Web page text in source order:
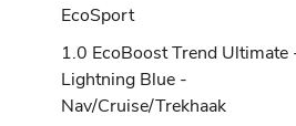
EcoSport
1.0 EcoBoost Trend Ultimate
Lightning Blue -
Nav/Cruise/Trekhaak